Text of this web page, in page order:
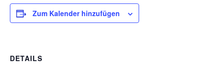
Zum Kalender hinzufügen
DETAILS